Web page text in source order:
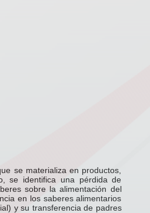
se materializa en productos,
se identifica una pérdida de
sobre la alimentación del
en los saberes alimentarios
y su transferencia de padres